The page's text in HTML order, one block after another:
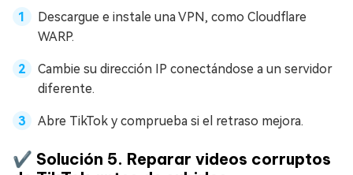
Descargue e instale una VPN, como Cloudflare
WARP.
Cambie su dirección IP conectándose a un servidor
diferente.
Abre TikTok y comprueba si el retraso mejora.
✔️ Solución 5. Reparar videos corruptos